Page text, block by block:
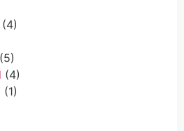
(4)
(5)
(4)
(1)